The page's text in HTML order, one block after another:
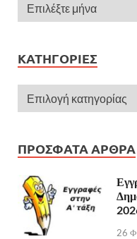
KΑΤΗΓΟΡΊΕΣ
ΠΡΌΣΦΑΤΑ ΆΡΘΡΑ
26